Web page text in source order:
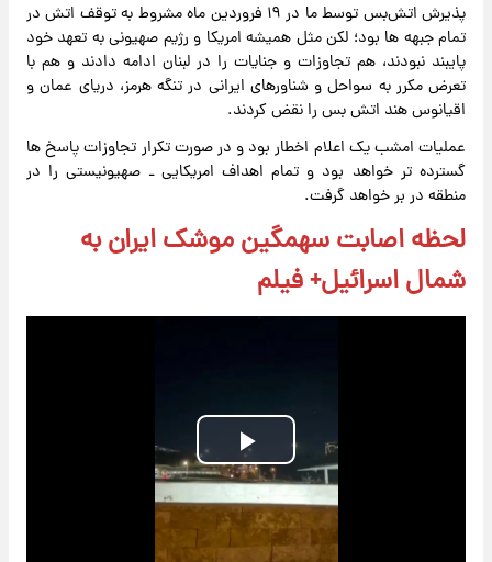
پذیرش اتش‌بس توسط ما در ۱۹ فروردین ماه مشروط به توقف اتش در
تمام جبهه ها بود؛ لکن مثل همیشه امریکا و رژیم صهیونی به تعهد خود
پایبند نبودند، هم تجاوزات و جنایات را در لبنان ادامه دادند و هم با
تعرض مکرر به سواحل و شناورهای ایرانی در تنگه هرمز، دریای عمان و
اقیانوس هند اتش بس را نقض کردند.
عملیات امشب یک اعلام اخطار بود و در صورت تکرار تجاوزات پاسخ ها
گسترده تر خواهد بود و تمام اهداف امریکایی ـ صهیونیستی را در
منطقه در بر خواهد گرفت.
لحظه اصابت سهمگین موشک ایران به
شمال اسرائیل+ فیلم
Play
Video